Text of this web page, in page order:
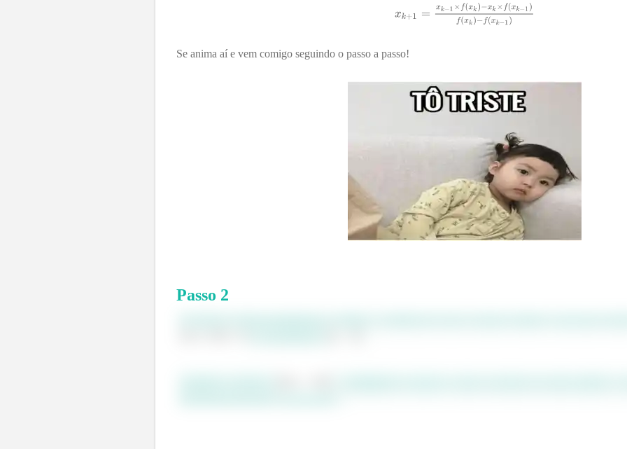
Se anima aí e vem comigo seguindo o passo a passo!
Passo 2